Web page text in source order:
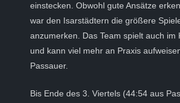
einstecken. Obwohl gute Ansätze
war den Isarstädtern die größere
anzumerken. Das Team spielt auch im
und kann viel mehr an Praxis
Passauer.
Bis Ende des 3. Viertels (44:54 aus